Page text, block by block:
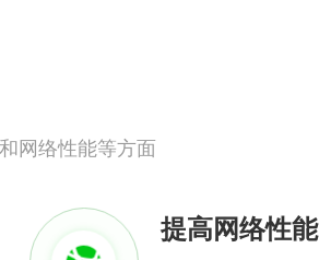
网络性能等方面
提高网络性能